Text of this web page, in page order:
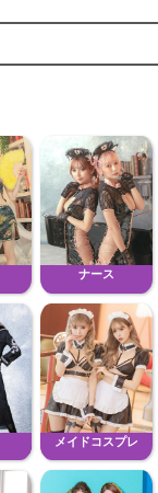
ナース
メイドコスプレ